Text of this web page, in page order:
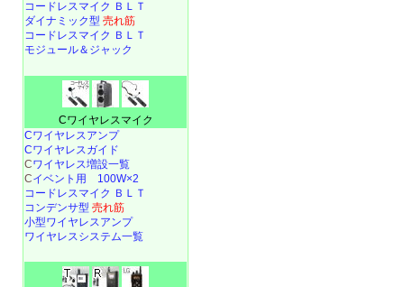
コードレスマイク ＢＬＴ
ダイナミック型 売れ筋
コードレスマイク ＢＬＴ
モジュール＆ジャック
Cワイヤレスマイク
Cワイヤレスアンプ
Cワイヤレスガイド
Cワイヤレス増設一覧
Cイベント用 100W×2
コードレスマイク ＢＬＴ
コンデンサ型 売れ筋
小型ワイヤレスアンプ
ワイヤレスシステム一覧